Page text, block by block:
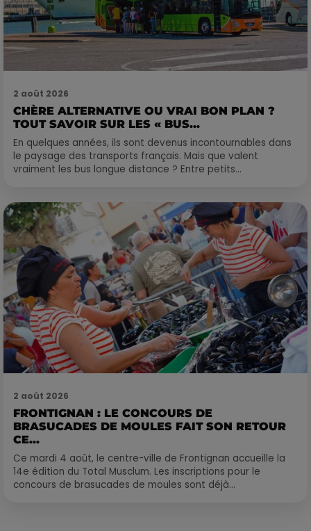
2 août 2026
CHÈRE ALTERNATIVE OU VRAI BON PLAN ?
TOUT SAVOIR SUR LES « BUS...
En quelques années, ils sont devenus incontournables dans
le paysage des transports français. Mais que valent
vraiment les bus longue distance ? Entre petits...
2 août 2026
FRONTIGNAN : LE CONCOURS DE
BRASUCADES DE MOULES FAIT SON RETOUR
CE...
Ce mardi 4 août, le centre-ville de Frontignan accueille la
14e édition du Total Musclum. Les inscriptions pour le
concours de brasucades de moules sont déjà...